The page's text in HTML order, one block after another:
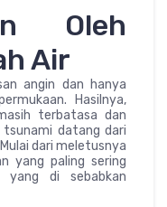
Oleh
Air
angin dan hanya
Hasilnya,
terbatasa dan
tsunami datang dari
dari meletusnya
yang paling sering
di sebabkan